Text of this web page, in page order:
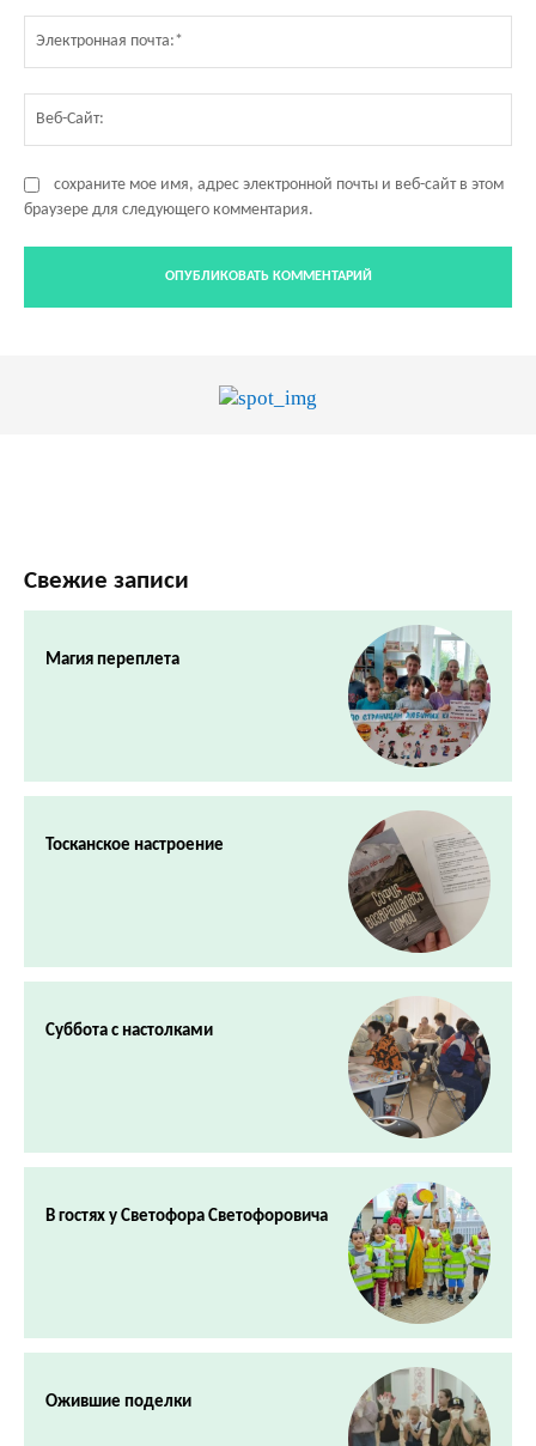
сохраните мое имя, адрес электронной почты и веб-сайт в этом
браузере для следующего комментария.
Свежие записи
Магия переплета
Тосканское настроение
Суббота с настолками
В гостях у Светофора Светофоровича
Ожившие поделки